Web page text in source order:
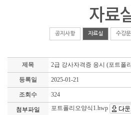
자료
공지사항 자료실 수강문
제목 2급 강사자격증 응시 (포트폴
등록일 2025-01-21
조회수 324
첨부파일 포트폴리오양식1.hwp